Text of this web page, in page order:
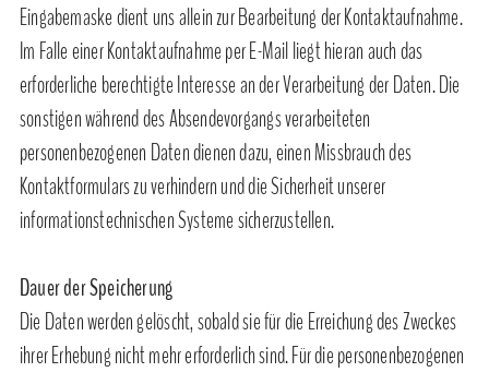
Eingabemaske dient uns allein zur Bearbeitung der Kontaktaufnahme.
Im Falle einer Kontaktaufnahme per E-Mail liegt hieran auch das
erforderliche berechtigte Interesse an der Verarbeitung der Daten. Die
sonstigen während des Absendevorgangs verarbeiteten
personenbezogenen Daten dienen dazu, einen Missbrauch des
Kontaktformulars zu verhindern und die Sicherheit unserer
informationstechnischen Systeme sicherzustellen.
Dauer der Speicherung
Die Daten werden gelöscht, sobald sie für die Erreichung des Zweckes
ihrer Erhebung nicht mehr erforderlich sind. Für die personenbezogenen